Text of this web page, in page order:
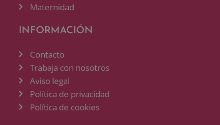
Maternidad
INFORMACIÓN
Contacto
Trabaja con nosotros
Aviso legal
Política de privacidad
Política de cookies